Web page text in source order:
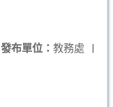
發布單位： 教務處 |